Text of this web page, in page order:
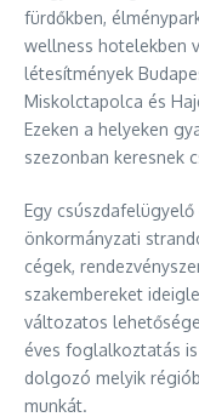
fürdőkben,
wellness hotelekben
létesítmények
Miskolctapolca és
Ezeken a helyeken
szezonban keresnek
Egy
önkormányzati
cégek,
szakembereket
változatos
éves foglalkoztatás
dolgozó melyik
munkát.